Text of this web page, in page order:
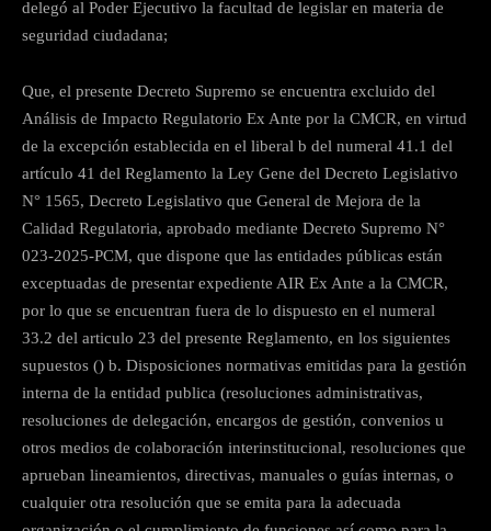
delegó al Poder Ejecutivo la facultad de legislar en materia de
seguridad ciudadana;
Que, el presente Decreto Supremo se encuentra excluido del
Análisis de Impacto Regulatorio Ex Ante por la CMCR, en virtud
de la excepción establecida en el liberal b del numeral 41.1 del
artículo 41 del Reglamento la Ley Gene del Decreto Legislativo
N° 1565, Decreto Legislativo que General de Mejora de la
Calidad Regulatoria, aprobado mediante Decreto Supremo N°
023-2025-PCM, que dispone que las entidades públicas están
exceptuadas de presentar expediente AIR Ex Ante a la CMCR,
por lo que se encuentran fuera de lo dispuesto en el numeral
33.2 del articulo 23 del presente Reglamento, en los siguientes
supuestos () b. Disposiciones normativas emitidas para la gestión
interna de la entidad publica (resoluciones administrativas,
resoluciones de delegación, encargos de gestión, convenios u
otros medios de colaboración interinstitucional, resoluciones que
aprueban lineamientos, directivas, manuales o guías internas, o
cualquier otra resolución que se emita para la adecuada